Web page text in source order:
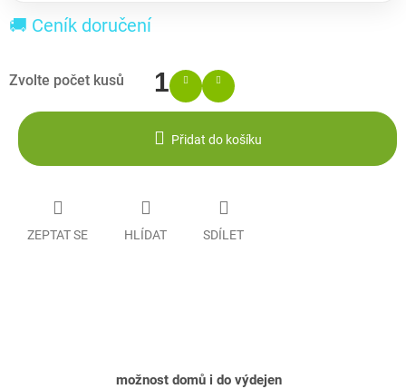
🚚 Ceník doručení
Přidat do košíku
ZEPTAT SE HLÍDAT SDÍLET
možnost domů i do výdejen